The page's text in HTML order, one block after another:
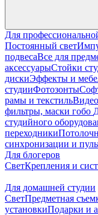
Для
Постоянный свет
подвесаВсе для
аксессуарыСтойки
дискиЭффекты и
студииФотозонты
рамы и текстиль
фильтры, маски гобо
студийного
переходники
синхронизации и
Для блогеров
СветКрепления и
Для домашней студии
СветПредметная
установкиПодарки и